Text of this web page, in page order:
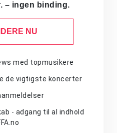
– ingen binding.
NU
med topmusikere
de vigtigste koncerter
- adgang til al indhold